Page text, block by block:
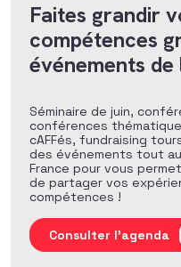
Faites grandir
compétences
événements de
Séminaire de juin,
conférences
cAFFés, fundraising
des événements tout
France pour vous
de partager vos
compétences !
Consulter l'agenda